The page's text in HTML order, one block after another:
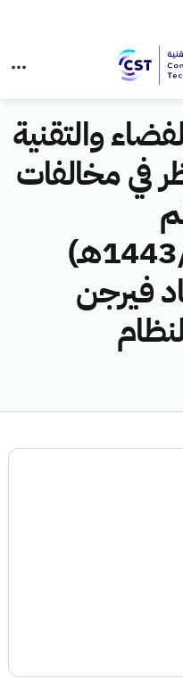
والتقنية
في مخالفات
(42749004/ق/1443هـ)
فيرجن